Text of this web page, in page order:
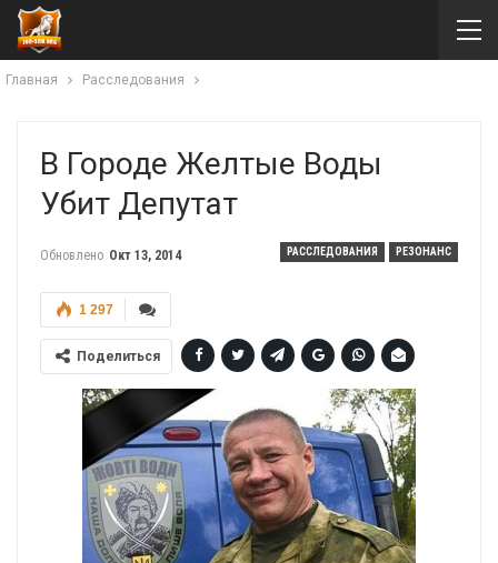
Главная Расследования
В Городе Желтые Воды
Убит Депутат
РАССЛЕДОВАНИЯ РЕЗОНАНС
Обновлено Окт 13, 2014
1 297
Поделиться